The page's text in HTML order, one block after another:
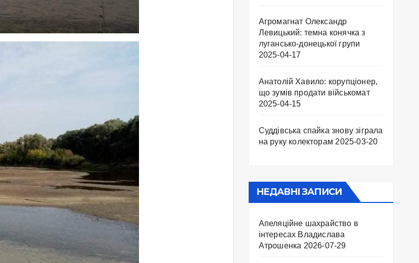
Агромагнат Олександр
Левицький: темна конячка з
лугансько-донецької групи
2025-04-17
Анатолій Хавило: корупціонер,
що зумів продати військомат
2025-04-15
Суддівська спайка знову зіграла
на руку колекторам 2025-03-20
НЕДАВНІ ЗАПИСИ
Апеляційне шахрайство в
інтересах Владислава
Атрошенка 2026-07-29